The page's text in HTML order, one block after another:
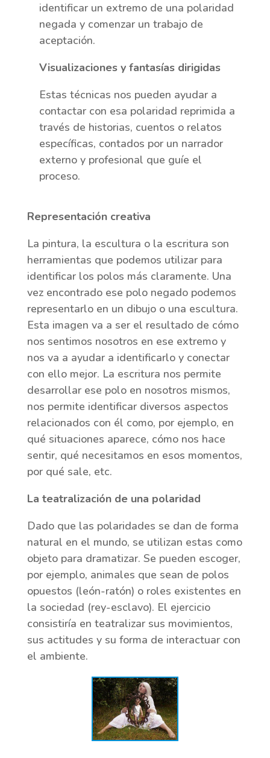
identificar un extremo de una polaridad
negada y comenzar un trabajo de
aceptación.
Visualizaciones y fantasías dirigidas
Estas técnicas nos pueden ayudar a
contactar con esa polaridad reprimida a
través de historias, cuentos o relatos
específicas, contados por un narrador
externo y profesional que guíe el
proceso.
Representación creativa
La pintura, la escultura o la escritura son
herramientas que podemos utilizar para
identificar los polos más claramente. Una
vez encontrado ese polo negado podemos
representarlo en un dibujo o una escultura.
Esta imagen va a ser el resultado de cómo
nos sentimos nosotros en ese extremo y
nos va a ayudar a identificarlo y conectar
con ello mejor. La escritura nos permite
desarrollar ese polo en nosotros mismos,
nos permite identificar diversos aspectos
relacionados con él como, por ejemplo, en
qué situaciones aparece, cómo nos hace
sentir, qué necesitamos en esos momentos,
por qué sale, etc.
La teatralización de una polaridad
Dado que las polaridades se dan de forma
natural en el mundo, se utilizan estas como
objeto para dramatizar. Se pueden escoger,
por ejemplo, animales que sean de polos
opuestos (león-ratón) o roles existentes en
la sociedad (rey-esclavo). El ejercicio
consistiría en teatralizar sus movimientos,
sus actitudes y su forma de interactuar con
el ambiente.